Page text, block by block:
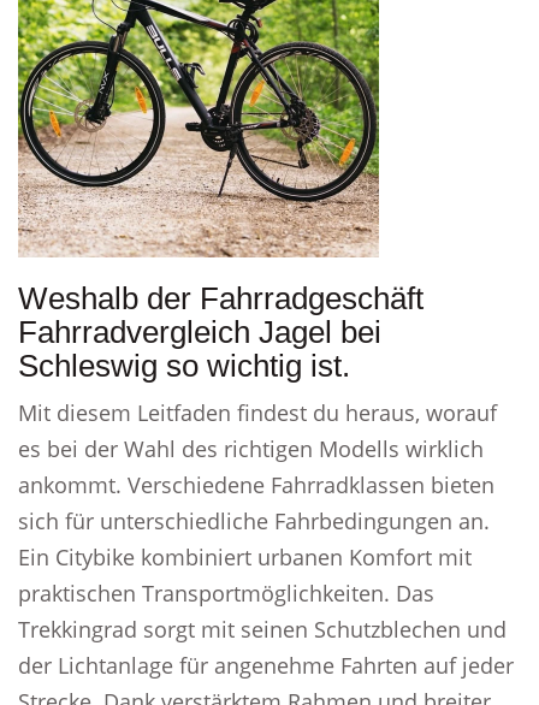
Weshalb der Fahrradgeschäft
Fahrradvergleich Jagel bei
Schleswig so wichtig ist.
Mit diesem Leitfaden findest du heraus, worauf
es bei der Wahl des richtigen Modells wirklich
ankommt. Verschiedene Fahrradklassen bieten
sich für unterschiedliche Fahrbedingungen an.
Ein Citybike kombiniert urbanen Komfort mit
praktischen Transportmöglichkeiten. Das
Trekkingrad sorgt mit seinen Schutzblechen und
der Lichtanlage für angenehme Fahrten auf jeder